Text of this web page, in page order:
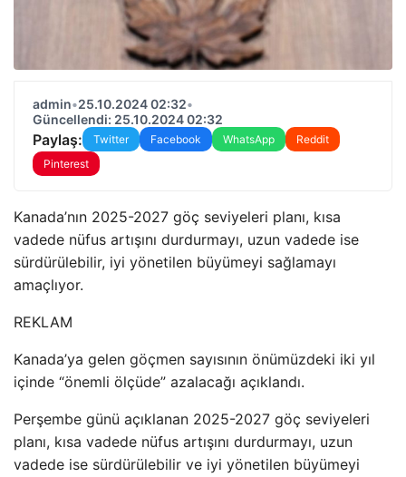
admin•25.10.2024 02:32•
Güncellendi: 25.10.2024 02:32
Paylaş: Twitter Facebook WhatsApp
Reddit
Pinterest
Kanada’nın 2025-2027 göç seviyeleri planı, kısa
vadede nüfus artışını durdurmayı, uzun vadede ise
sürdürülebilir, iyi yönetilen büyümeyi sağlamayı
amaçlıyor.
REKLAM
Kanada’ya gelen göçmen sayısının önümüzdeki iki yıl
içinde “önemli ölçüde” azalacağı açıklandı.
Perşembe günü açıklanan 2025-2027 göç seviyeleri
planı, kısa vadede nüfus artışını durdurmayı, uzun
vadede ise sürdürülebilir ve iyi yönetilen büyümeyi